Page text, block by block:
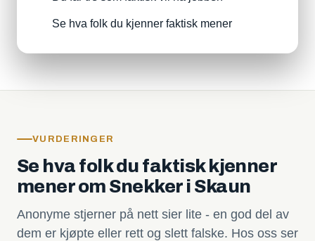
Se hva folk du kjenner faktisk mener
VURDERINGER
Se hva folk du faktisk kjenner
mener om Snekker i Skaun
Anonyme stjerner på nett sier lite - en god del av
dem er kjøpte eller rett og slett falske. Hos oss ser